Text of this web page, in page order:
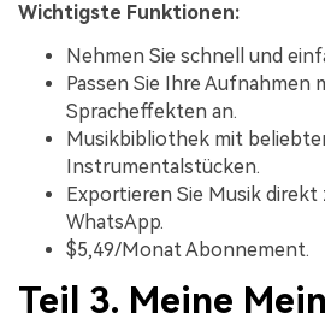
Wichtigste Funktionen:
Nehmen Sie schnell und
Passen Sie Ihre Aufnahmen
Spracheffekten an.
Musikbibliothek mit
Instrumentalstücken.
Exportieren Sie Musik direkt
WhatsApp.
$5,49/Monat Abonnement.
Teil 3. Meine